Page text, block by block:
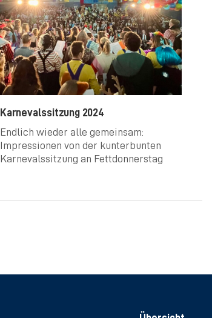
Karnevalssitzung 2024
Endlich wieder alle gemeinsam:
Impressionen von der kunterbunten
Karnevalssitzung an Fettdonnerstag